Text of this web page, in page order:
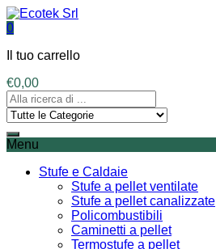
0
Il tuo carrello
€0,00
Menu
Stufe e Caldaie
Stufe a pellet ventilate
Stufe a pellet canalizzate
Policombustibili
Caminetti a pellet
Termostufe a pellet